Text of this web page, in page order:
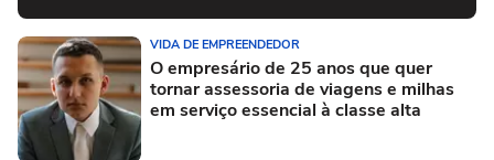
VIDA DE EMPREENDEDOR
O empresário de 25 anos que quer
tornar assessoria de viagens e milhas
em serviço essencial à classe alta